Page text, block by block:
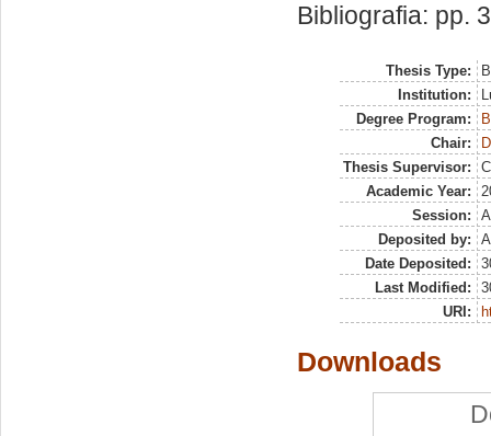
Bibliografia: pp.
Thesis Type:
Institution:
Degree Program:
Chair:
Thesis Supervisor:
Academic Year:
Session:
Deposited by:
Date Deposited:
Last Modified:
URI:
Downloads